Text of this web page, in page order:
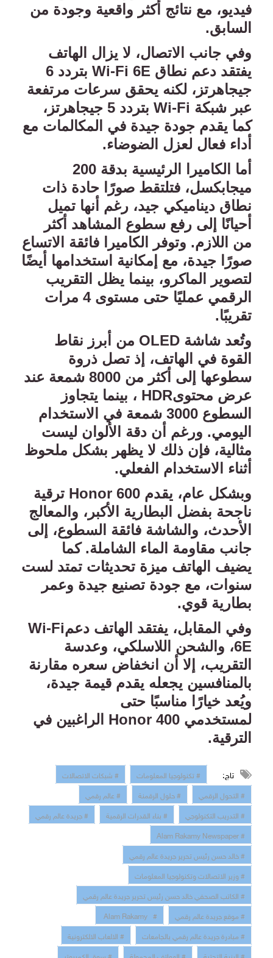
فيديو، مع نتائج أكثر واقعية وجودة من
السابق.
وفي جانب الاتصال، لا يزال الهاتف
يفتقد دعم نطاق Wi-Fi 6E
بتردد 6
جيجاهرتز، لكنه يحقق سرعات مرتفعة
عبر شبكة Wi-Fi
بتردد 5 جيجاهرتز،
كما يقدم جودة جيدة في المكالمات مع
أداء فعال لعزل الضوضاء.
أما الكاميرا الرئيسية بدقة 200
ميجابكسل، فتلتقط صورًا حادة ذات
نطاق ديناميكي جيد، رغم أنها تميل
أحيانًا إلى رفع سطوع المشاهد أكثر
من اللازم. وتوفر الكاميرا فائقة الاتساع
صورًا جيدة، مع إمكانية استخدامها أيضًا
لتصوير الماكرو، بينما يظل التقريب
الرقمي عمليًا حتى مستوى 4 مرات
تقريبًا.
وتُعد شاشة OLED من أبرز نقاط
القوة في الهاتف، إذ تصل ذروة
سطوعها إلى أكثر من 8000 شمعة عند
عرض محتوىHDR ، بينما يتجاوز
السطوع 3000 شمعة في الاستخدام
اليومي. ورغم أن دقة الألوان ليست
مثالية، فإن ذلك لا يظهر بشكل ملحوظ
أثناء الاستخدام الفعلي.
وبشكل عام، يقدم Honor 600 ترقية
ناجحة بفضل البطارية الأكبر، والمعالج
الأحدث، والشاشة فائقة السطوع، إلى
جانب مقاومة الماء الشاملة. كما
يضيف الهاتف ميزة تحديثات تمتد لست
سنوات، مع جودة تصنيع جيدة وعمر
بطارية قوي.
وفي المقابل، يفتقد الهاتف دعمWi-Fi
6E، والشحن اللاسلكي، وعدسة
التقريب، إلا أن انخفاض سعره مقارنة
بالمنافسين يجعله يقدم قيمة جيدة،
ويُعد خيارًا مناسبًا حتى
لمستخدمي Honor 400 الراغبين في
الترقية.
تاج: # تكنولوجيا المعلومات
# شبكات الاتصالات
# التحول الرقمي
# حلول الرقمنة
# عالم رقمي
# التدريب التكنولوجي
# بناء القدرات الرقمية
# جريدة عالم رقمي
# Alam Rakamy Newspaper
# خالد حسن رئيس تحرير جريدة عالم رقمي
# وزير الاتصالات وتكنولوجيا المعلومات
# الكاتب الصحفي خالد حسن رئيس تحرير جريدة عالم رقمي
# موقع جريدة عالم رقمي
# Alam Rakamy
# مبادرة جريدة عالم رقمي بالجامعات
# الالعاب الالكترونية
# البنية التحتية
# الهواتف المحمولة
# سوق الكمبيوتر